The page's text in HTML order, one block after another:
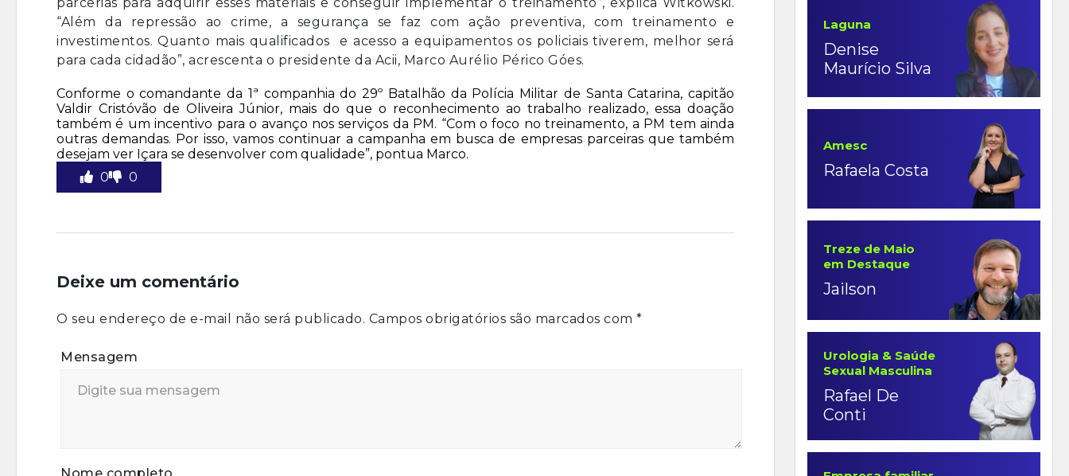
“Além da repressão ao crime, a segurança se faz com ação preventiva, com treinamento e
investimentos. Quanto mais qualificados e acesso a equipamentos os policiais tiverem, melhor será
para cada cidadão”, acrescenta o presidente da Acii, Marco Aurélio Périco Góes.
Conforme o comandante da 1ª companhia do 29º Batalhão da Polícia Militar de Santa Catarina, capitão
Valdir Cristóvão de Oliveira Júnior, mais do que o reconhecimento ao trabalho realizado, essa doação
também é um incentivo para o avanço nos serviços da PM. “Com o foco no treinamento, a PM tem ainda
outras demandas. Por isso, vamos continuar a campanha em busca de empresas parceiras que também
desejam ver Içara se desenvolver com qualidade”, pontua Marco.
0
0
Deixe um comentário
O seu endereço de e-mail não será publicado. Campos obrigatórios são marcados com *
Mensagem
Nome completo
Laguna
Denise
Maurício Silva
Amesc
Rafaela Costa
Treze de Maio
em Destaque
Jailson
Urologia & Saúde
Sexual Masculina
Rafael De
Conti